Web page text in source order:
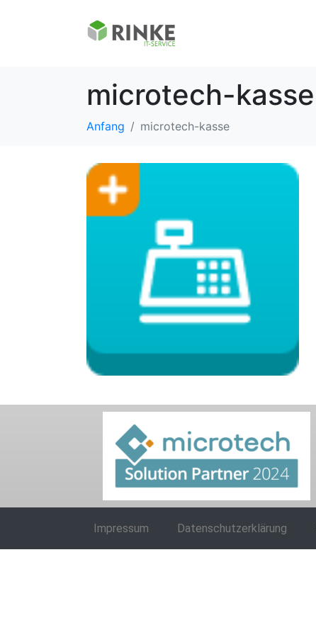
microtech-kasse
Anfang microtech-kasse
Impressum Datenschutzerklärung